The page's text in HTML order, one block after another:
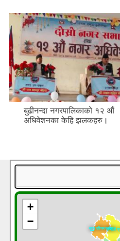
बुढीनन्दा नगरपालिकाको १२ औं
अधिवेशनका केहि झलकहरु।